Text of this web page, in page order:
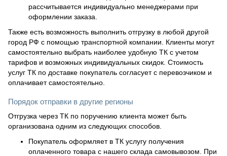
рассчитывается индивидуально менеджерами при
оформлении заказа.
Также есть возможность выполнить отгрузку в любой другой
город РФ с помощью транспортной компании. Клиенты могут
самостоятельно выбрать наиболее удобную ТК с учетом
тарифов и возможных индивидуальных скидок. Стоимость
услуг ТК по доставке покупатель согласует с перевозчиком и
оплачивает самостоятельно.
Порядок отправки в другие регионы
Отгрузка через ТК по поручению клиента может быть
организована одним из следующих способов.
Покупатель оформляет в ТК услугу получения
оплаченного товара с нашего склада самовывозом. При